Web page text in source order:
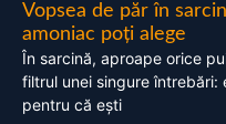
Vopsea de păr în
amoniac poți alege
În sarcină, aproape orice
filtrul unei singure întrebări:
pentru că ești